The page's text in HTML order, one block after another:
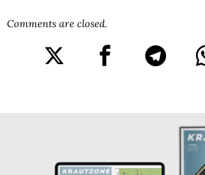
Comments are closed.